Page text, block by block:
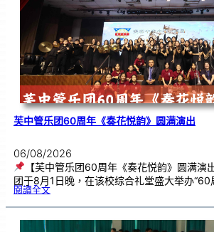
洲科
芙中管乐团60周年《奏花悦韵》圆满演出
06/08/2026
【芙中管乐团60周年《奏花悦韵》圆满演
团于8月1日晚，在该校综合礼堂盛大举办
閱讀全文:芙
乐
6
0